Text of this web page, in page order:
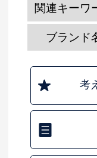
関連キーワ
ブランド
考